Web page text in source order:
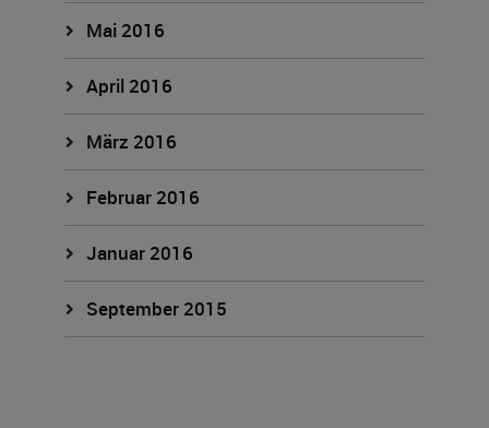
Mai 2016
April 2016
März 2016
Februar 2016
Januar 2016
September 2015